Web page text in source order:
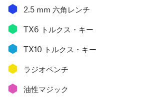
⬢ 2.5 mm 六角レンチ
⬢ TX6 トルクス・キー
⬢ TX10 トルクス・キー
⬢ ラジオペンチ
⬢ 油性マジック